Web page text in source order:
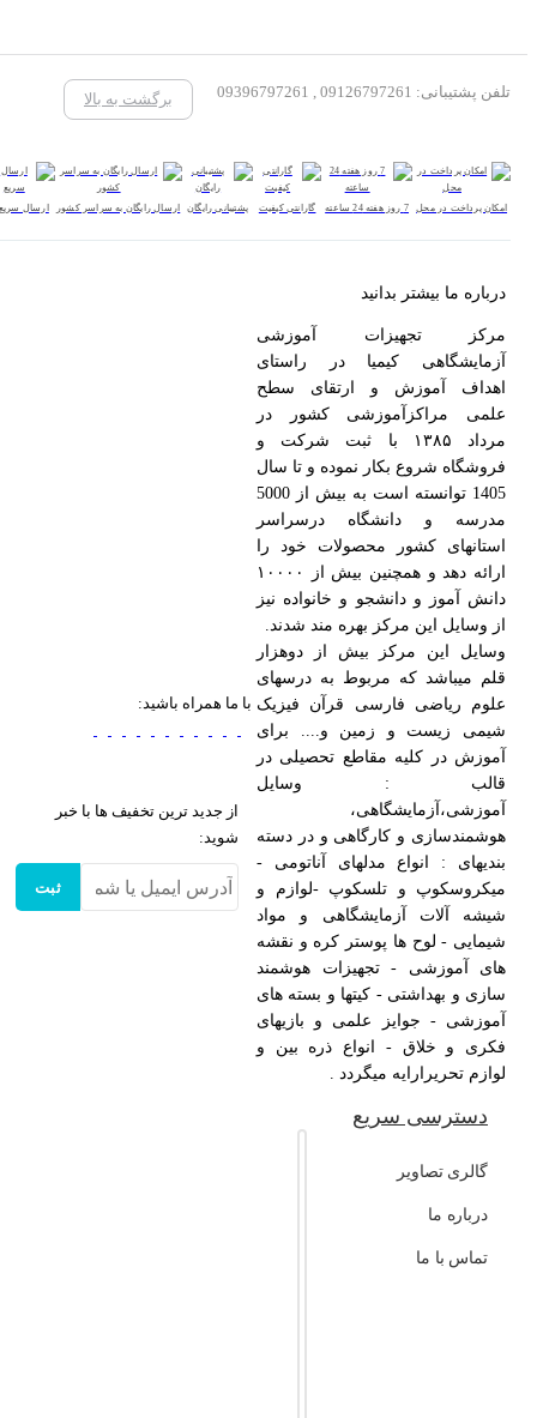
تلفن پشتیبانی: 09126797261 , 09396797261 برگشت به بالا
امکان پرداخت در محل 7 روز هفته 24 ساعته گارانتی کیفیت پشتیبانی رایگان ارسال رایگان به سراسر کشور ارسال سریع
درباره ما بیشتر بدانید
مرکز تجهیزات آموزشی
آزمایشگاهی کیمیا در راستای
اهداف آموزش و ارتقای سطح
علمی مراکزآموزشی کشور در
مرداد ۱۳۸۵ با ثبت شرکت و
فروشگاه شروع بکار نموده و تا سال
1405 توانسته است به بیش از 5000
مدرسه و دانشگاه درسراسر
استانهای کشور محصولات خود را
ارائه دهد و همچنین بیش از ۱۰۰۰۰
دانش آموز و دانشجو و خانواده نیز
از وسایل این مرکز بهره مند شدند.
وسایل این مرکز بیش از دوهزار
قلم میباشد که مربوط به درسهای
علوم ریاضی فارسی قرآن فیزیک
شیمی زیست و زمین و.... برای
آموزش در کلیه مقاطع تحصیلی در
قالب : وسایل
آموزشی،آزمایشگاهی،
هوشمندسازی و کارگاهی و در دسته
بندیهای : انواع مدلهای آناتومی -
میکروسکوپ و تلسکوپ -لوازم و
شیشه آلات آزمایشگاهی و مواد
شیمایی - لوح ها پوستر کره و نقشه
های آموزشی - تجهیزات هوشمند
سازی و بهداشتی - کیتها و بسته های
آموزشی - جوایز علمی و بازیهای
فکری و خلاق - انواع ذره بین و
لوازم تحریرارایه میگردد .
دسترسی سریع
گالری تصاویر
درباره ما
تماس با ما
با ما همراه باشید:
از جدید ترین تخفیف ها با خبر
شوید:
ثبت